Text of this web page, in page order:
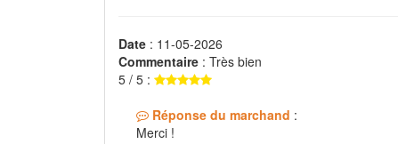
Date : 11-05-2026
Commentaire : Très bien
5 / 5 :
Réponse du marchand :
Merci !